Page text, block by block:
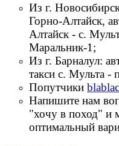
Из г.
Горно-Алтайск,
Алтайск - с.
Маральник-1;
Из г. Барналул:
такси с. Мульта -
Попутчики
Напишите нам
"хочу в поход" и
оптимальный